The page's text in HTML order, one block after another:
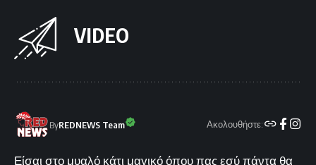
VIDEO
ByREDNEWS Team Ακολουθήστε:
Είσαι στο μυαλό κάτι μαγικό όπου πας εσύ πάντα θα